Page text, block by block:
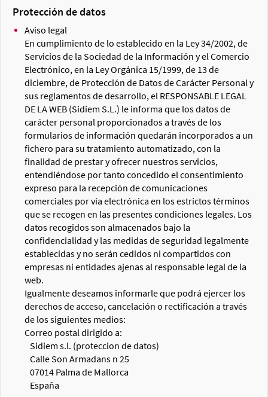
Protección de datos
Aviso legal
En cumplimiento de lo establecido en la Ley 34/2002, de
Servicios de la Sociedad de la Información y el Comercio
Electrónico, en la Ley Orgánica 15/1999, de 13 de
diciembre, de Protección de Datos de Carácter Personal y
sus reglamentos de desarrollo, el RESPONSABLE LEGAL
DE LA WEB (Sidiem S.L.) le informa que los datos de
carácter personal proporcionados a través de los
formularios de información quedarán incorporados a un
fichero para su tratamiento automatizado, con la
finalidad de prestar y ofrecer nuestros servicios,
entendiéndose por tanto concedido el consentimiento
expreso para la recepción de comunicaciones
comerciales por vía electrónica en los estrictos términos
que se recogen en las presentes condiciones legales. Los
datos recogidos son almacenados bajo la
confidencialidad y las medidas de seguridad legalmente
establecidas y no serán cedidos ni compartidos con
empresas ni entidades ajenas al responsable legal de la
web.
Igualmente deseamos informarle que podrá ejercer los
derechos de acceso, cancelación o rectificación a través
de los siguientes medios:
Correo postal dirigido a:
Sidiem s.l. (proteccion de datos)
Calle Son Armadans n 25
07014 Palma de Mallorca
España